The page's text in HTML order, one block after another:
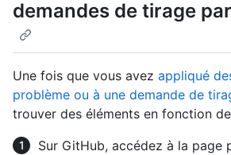
demandes de tirage
Une fois que vous avez appliqué
problème ou à une demande de
trouver des éléments en fonction
Sur GitHub, accédez à la page